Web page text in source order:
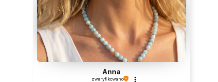
Anna
zweryfikowano